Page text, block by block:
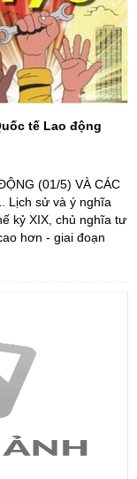
tế Lao động
(01/5) VÀ CÁC
Lịch sử và ý nghĩa
kỷ XIX, chủ nghĩa tư
hơn - giai đoạn